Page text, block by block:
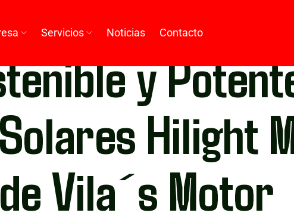
Servicios Noticias Contacto
y
Hilight
Vila´s Motor